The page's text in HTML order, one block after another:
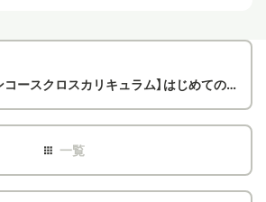
ースクロスカリキュラム】はじめての合同調理